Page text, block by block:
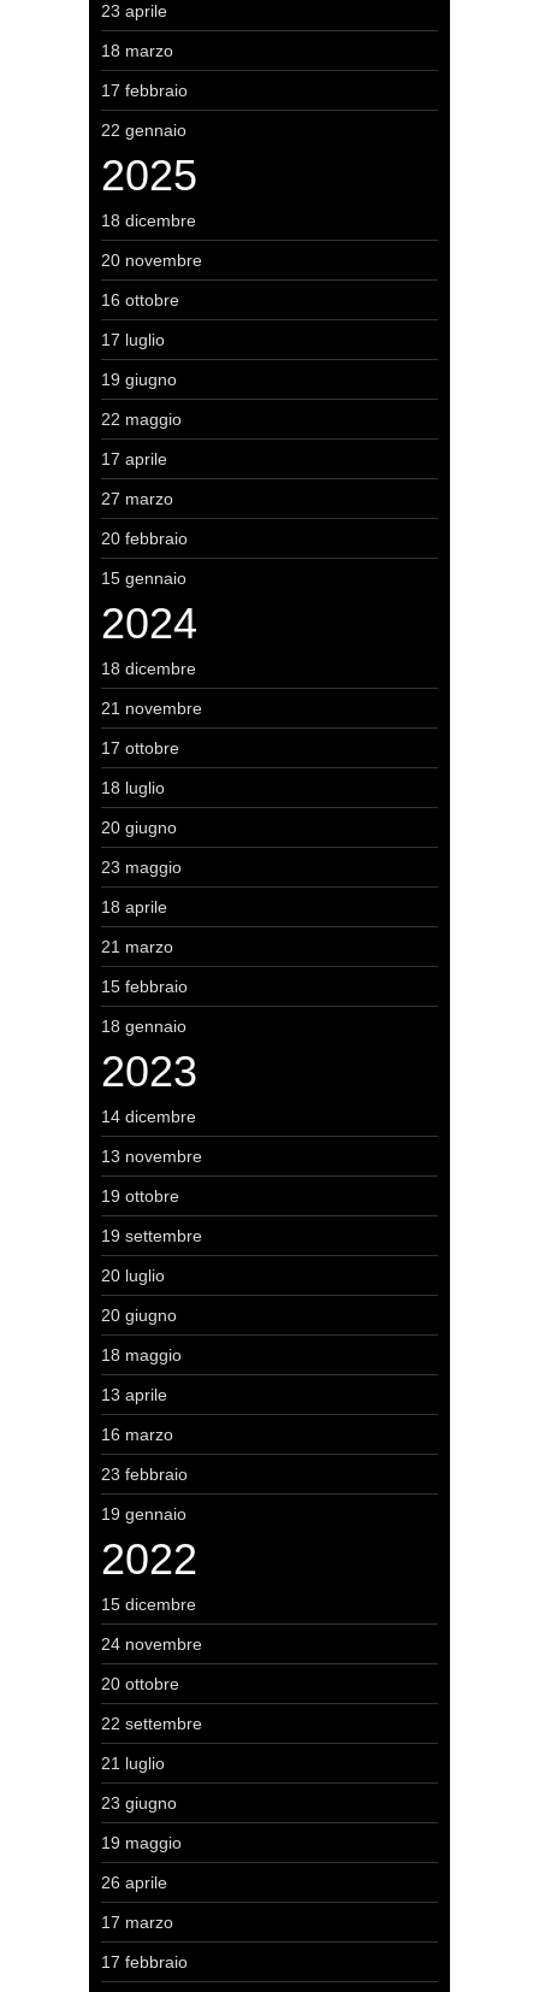
23 aprile
18 marzo
17 febbraio
22 gennaio
2025
18 dicembre
20 novembre
16 ottobre
17 luglio
19 giugno
22 maggio
17 aprile
27 marzo
20 febbraio
15 gennaio
2024
18 dicembre
21 novembre
17 ottobre
18 luglio
20 giugno
23 maggio
18 aprile
21 marzo
15 febbraio
18 gennaio
2023
14 dicembre
13 novembre
19 ottobre
19 settembre
20 luglio
20 giugno
18 maggio
13 aprile
16 marzo
23 febbraio
19 gennaio
2022
15 dicembre
24 novembre
20 ottobre
22 settembre
21 luglio
23 giugno
19 maggio
26 aprile
17 marzo
17 febbraio